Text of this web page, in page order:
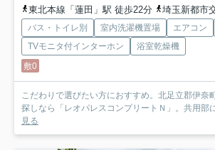
東北本線「蓮田」駅 徒歩22分
埼玉新都市交通ニュ
バス・トイレ別 室内洗濯機置場 エアコン
TVモニタ付インターホン
浴室乾燥機
敷0
こだわりで選びたい方におすすめ。北足立郡伊奈
探しなら「レオパレスコンプリートＮ」。共用部
見る